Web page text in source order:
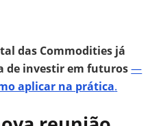
das Commodities já
de investir em futuros—
aplicar na prática.